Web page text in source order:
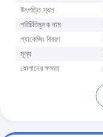
উৎপত্তি স্থল
পরিচিতিমুলক নাম
প্যাকেজিং বিবরণ
মূল্য
যোগানের ক্ষমতা